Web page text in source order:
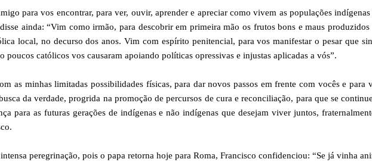
para vos encontrar, para ver, ouvir, aprender e apreciar como vivem as populações indígenas
ainda: “Vim como irmão, para descobrir em primeira mão os frutos bons e maus produzidos
local, no decurso dos anos. Vim com espírito penitencial, para vos manifestar o pesar que
poucos católicos vos causaram apoiando políticas opressivas e injustas aplicadas a vós”.
as minhas limitadas possibilidades físicas, para dar novos passos em frente com vocês e para
da verdade, progrida na promoção de percursos de cura e reconciliação, para que se
para as futuras gerações de indígenas e não indígenas que desejam viver juntos,
peregrinação, pois o papa retorna hoje para Roma, Francisco confidenciou: “Se já vinha